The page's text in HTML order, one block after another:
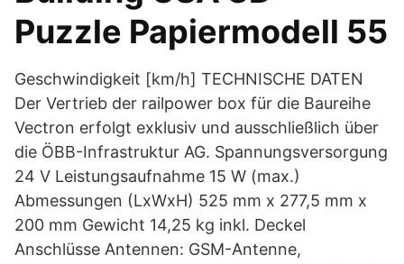
Puzzle Papiermodell 55
Geschwindigkeit [km/h] TECHNISCHE DATEN
Der Vertrieb der railpower box für die Baureihe
Vectron erfolgt exklusiv und ausschließlich über
die ÖBB-Infrastruktur AG. Spannungsversorgung
24 V Leistungsaufnahme 15 W (max.)
Abmessungen (LxWxH) 525 mm x 277,5 mm x
200 mm Gewicht 14,25 kg inkl. Deckel
Anschlüsse Antennen: GSM-Antenne,